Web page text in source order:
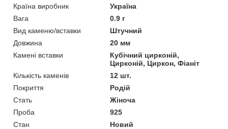
Країна виробник
Україна
Вага
0.9 г
Вид каменю/вставки
Штучний
Довжина
20 мм
Камені вставки
Кубічний цирконій,
Цирконій, Циркон, Фіаніт
Кількість каменів
12 шт.
Покриття
Родій
Стать
Жіноча
Проба
925
Стан
Новий